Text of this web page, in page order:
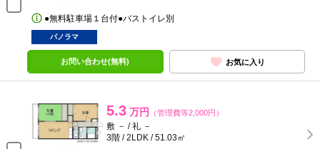
●無料駐車場１台付●バストイレ別
パノラマ
お問い合わせ(無料) お気に入り
5.3 万円 （管理費等2,000円）
敷 － / 礼 －
3階 / 2LDK / 51.03㎡